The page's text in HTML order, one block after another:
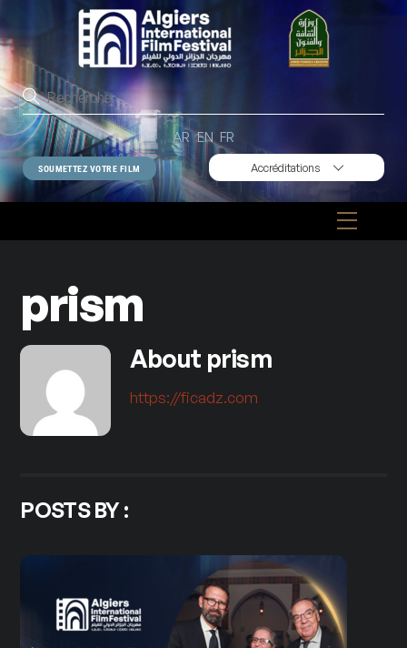
to
content
AR EN FR
SOUMETTEZ VOTRE FILM Accréditations
Menu
prism
About prism
https://ficadz.com
POSTS BY :